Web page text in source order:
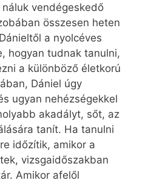
vendégeskedő
összesen heten
a nyolcéves
hogyan tudnak tanulni,
a különböző életkorú
Dániel úgy
ugyan nehézségekkel
akadályt, sőt, az
tanít. Ha tanulni
időzítik, amikor a
vizsgaidőszakban
Amikor afelől